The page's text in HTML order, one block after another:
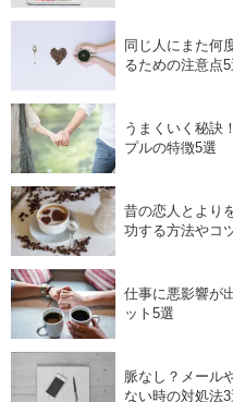
同じ人にまた何
るための注意点5
うまくいく秘訣
プルの特徴5選
昔の恋人とより
功する方法やコ
仕事に悪影響が
ット5選
脈なし？メール
ない時の対処法3